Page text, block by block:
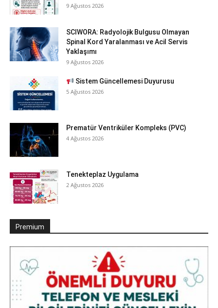
9 Ağustos 2026
SCIWORA: Radyolojik Bulgusu Olmayan
Spinal Kord Yaralanması ve Acil Servis
Yaklaşımı
9 Ağustos 2026
Sistem Güncellemesi Duyurusu
5 Ağustos 2026
Prematür Ventriküler Kompleks (PVC)
4 Ağustos 2026
Tenekteplaz Uygulama
2 Ağustos 2026
Premium